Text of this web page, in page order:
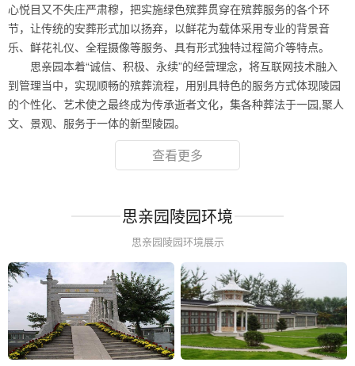
心悦目又不失庄严肃穆，把实施绿色殡葬贯穿在殡葬服务的各个环
节，让传统的安葬形式加以扬弃，以鲜花为载体采用专业的背景音
乐、鲜花礼仪、全程摄像等服务、具有形式独特过程简介等特点。
思亲园本着“诚信、积极、永续”的经营理念，将互联网技术融入
到管理当中，实现顺畅的殡葬流程，用别具特色的服务方式体现陵园
的个性化、艺术使之最终成为传承逝者文化，集各种葬法于一园,聚人
文、景观、服务于一体的新型陵园。
查看更多
思亲园陵园环境
思亲园陵园环境展示